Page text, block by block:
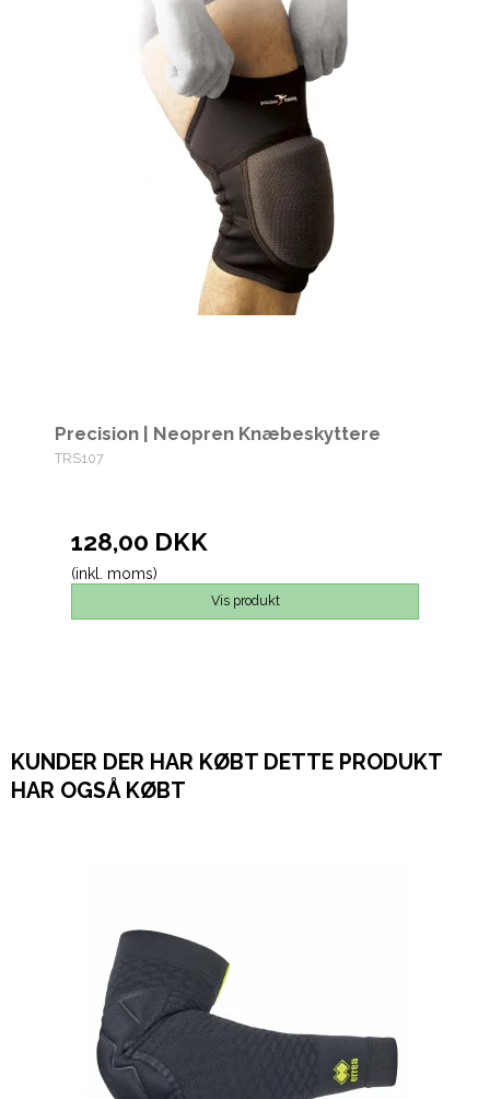
Precision | Neopren Knæbeskyttere
TRS107
128,00 DKK
(inkl. moms)
Vis produkt
KUNDER DER HAR KØBT DETTE PRODUKT
HAR OGSÅ KØBT